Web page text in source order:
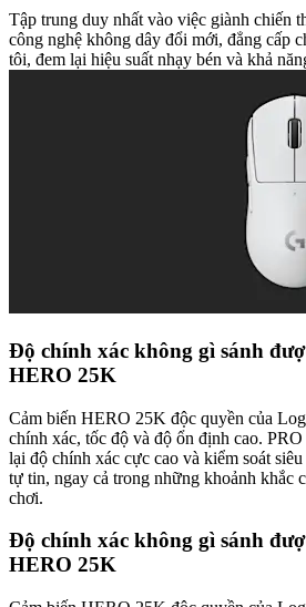
Tập trung duy nhất vào việc giành chiến
công nghệ không dây đổi mới, đẳng cấp
tôi, đem lại hiệu suất nhạy bén và khả
Độ chính xác không gì sánh
HERO 25K
Cảm biến HERO 25K độc quyền của
chính xác, tốc độ và độ ổn định cao.
lại độ chính xác cực cao và kiểm soát
tự tin, ngay cả trong những khoảnh khắc
chơi.
Độ chính xác không gì sánh
HERO 25K